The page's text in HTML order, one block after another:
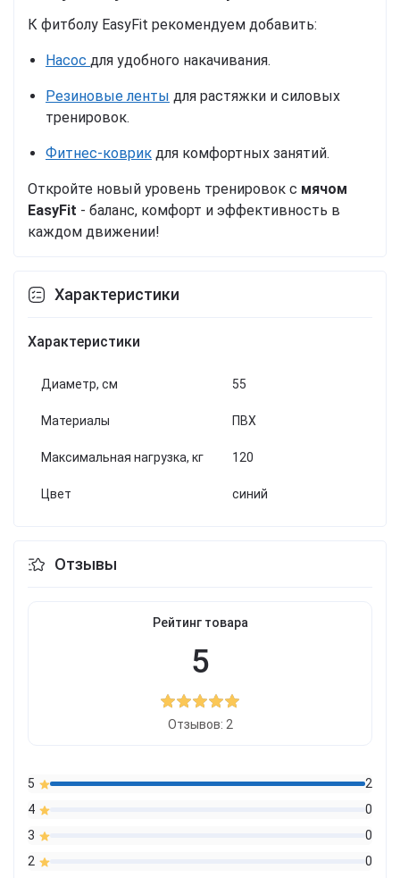
К фитболу EasyFit рекомендуем добавить:
Насос для удобного накачивания.
Резиновые ленты для растяжки и силовых
тренировок.
Фитнес-коврик для комфортных занятий.
Откройте новый уровень тренировок с мячом
EasyFit - баланс, комфорт и эффективность в
каждом движении!
Характеристики
Характеристики
Диаметр, см 55
Материалы ПВХ
Максимальная нагрузка, кг 120
Цвет синий
Отзывы
Рейтинг товара
5
Отзывов: 2
5
2
4
0
3
0
2
0